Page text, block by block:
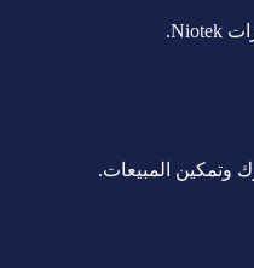
وتمكين المبيعات.